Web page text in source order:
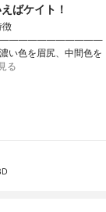
ばケイト！
徴
い色を眉尻、中間色を
る